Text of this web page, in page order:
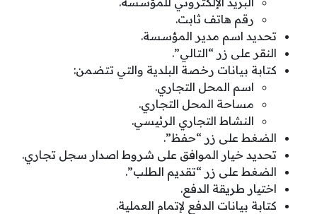
رقم هاتف ثابت.
تحديد اسم مدير المؤسسة.
النقر على زر “التالي”.
كتابة بيانات رخصة البلدية والتي تتضمن:
اسم المحل التجاري.
مساحة المحل التجاري.
النشاط التجاري الرئيسي.
الضغط على زر “حفظ”.
تحديد خيار الموافق على شروط اصدار سجل تجاري.
الضغط على زر “تقديم الطلب”.
اختيار طريقة الدفع.
كتابة بيانات الدفع لإتمام العملية.